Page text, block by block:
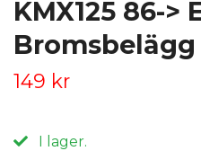
KMX125 86->
Bromsbelägg
149 kr
I lager.